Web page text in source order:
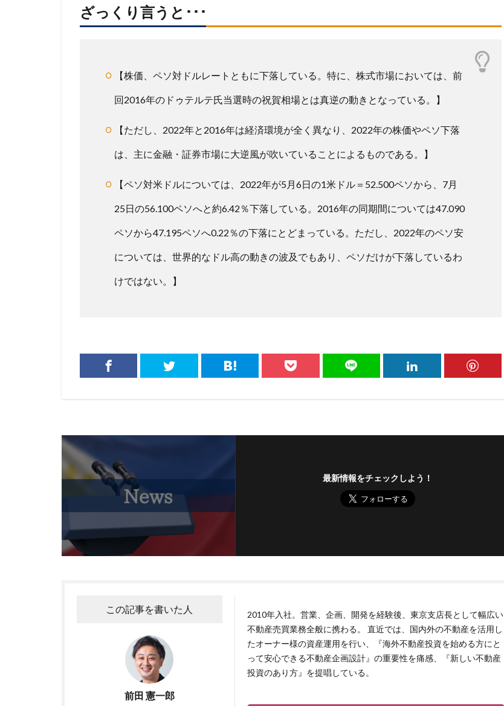
ざっくり言うと･･･
【株価、ペソ対ドルレートともに下落している。特に、株式市場においては、前
回2016年のドゥテルテ氏当選時の祝賀相場とは真逆の動きとなっている。】
【ただし、2022年と2016年は経済環境が全く異なり、2022年の株価やペソ下落
は、主に金融・証券市場に大逆風が吹いていることによるものである。】
【ペソ対米ドルについては、2022年が5月6日の1米ドル＝52.500ペソから、7月
25日の56.100ペソへと約6.42％下落している。2016年の同期間については47.090
ペソから47.195ペソへ0.22％の下落にとどまっている。ただし、2022年のペソ安
については、世界的なドル高の動きの波及でもあり、ペソだけが下落しているわ
けではない。】
最新情報をチェックしよう！
この記事を書いた人
前田 憲一郎
2010年入社。営業、企画、開発を経験後、東京支店長として幅広い
不動産売買業務全般に携わる。 直近では、国内外の不動産を活用し
たオーナー様の資産運用を行い、『海外不動産投資を始める方にと
って安心できる不動産企画設計』の重要性を痛感、『新しい不動産
投資のあり方』を提唱している。